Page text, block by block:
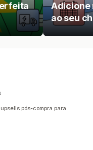
Adicione
ao seu
pós-compra para